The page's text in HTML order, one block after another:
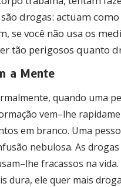
são drogas: actuam
se você não usa os
tão perigosos quanto
a Mente
quando uma
vem–lhe
em branco. Uma
nebulosa. As
fracassos na
dura, ele quer mais